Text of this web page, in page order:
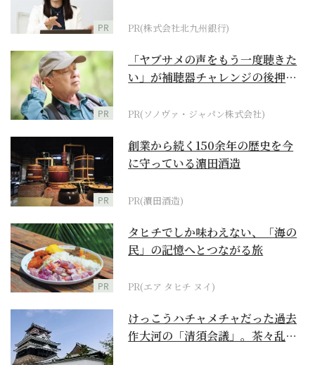
PR PR(株式会社北九州銀行)
PR
「ヤブサメの声をもう一度聴きた
い」が補聴器チャレンジの後押し
PR(ソノヴァ・ジャパン株式会社)
PR
創業から続く150余年の歴史を今
に守っている濵田酒造
PR(濵田酒造)
PR
タヒチでしか味わえない、「海の
民」の記憶へとつながる旅
PR(エア タヒチ ヌイ)
けっこうハチャメチャだった過去
作大河の「清須会議」。茶々乱